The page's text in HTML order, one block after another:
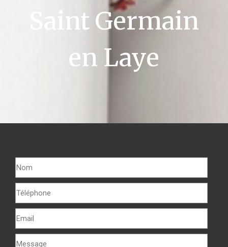
Saint Germain
en Laye